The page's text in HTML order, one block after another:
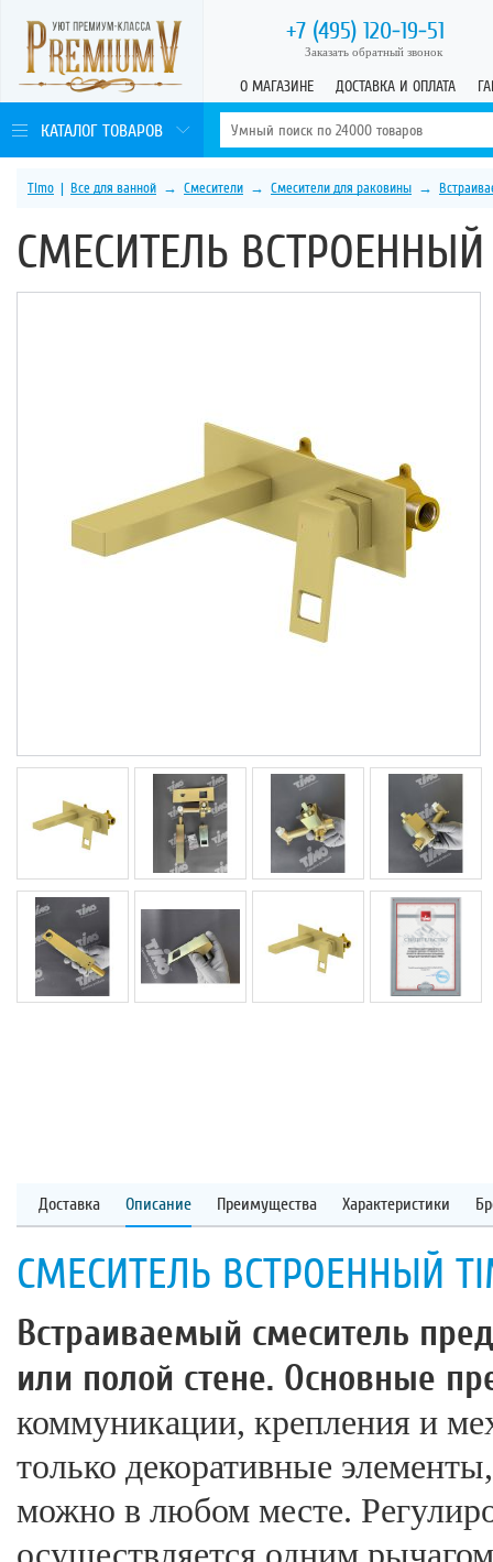
+7 (495) 120-19-51
Заказать обратный звонок
О МАГАЗИНЕ ДОСТАВКА И ОПЛАТА
КАТАЛОГ ТОВАРОВ
Timo | Все для ванной → Смесители → Смесители для раковины →
СМЕСИТЕЛЬ ВСТРОЕННЫЙ
Доставка Описание Преимущества Характеристики
СМЕСИТЕЛЬ ВСТРОЕННЫЙ
Встраиваемый смеситель
или полой стене. Основные
коммуникации, крепления и
только декоративные
можно в любом месте.